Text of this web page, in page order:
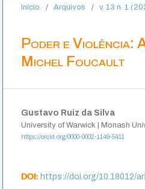
Início / Arquivos / v. 13 n. 1
Poder e Violência:
Michel Foucault
Gustavo Ruiz da Silva
University of Warwick | Monash
https://orcid.org/0000-0002-1149-5411
DOI:https://doi.org/10.18012/